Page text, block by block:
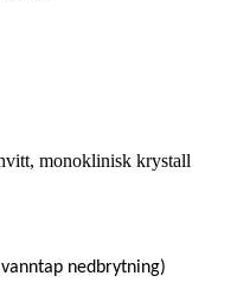
monoklinisk krystall
nedbrytning)